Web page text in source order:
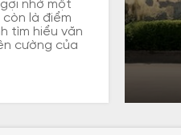
nhớ một
là điểm
tìm hiểu văn
cường của